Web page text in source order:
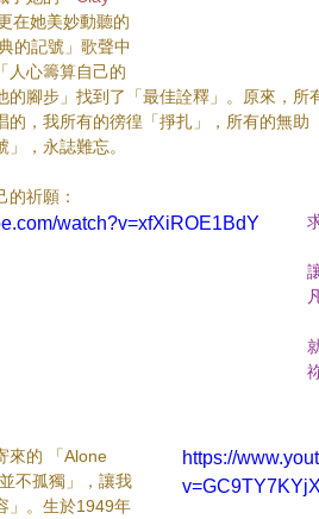
在她美妙動聽的
的記號」歌聲中
人心籌算自己的
的腳步」找到了「最佳詮釋」。原來，
的，我所有的徬徨「掙扎」，所有的無
，永誌難忘。
的祈願：
watch?v=xfXiROE1BdY
https://
來的 「Alone
不孤獨」，讓我
」。生於1949年